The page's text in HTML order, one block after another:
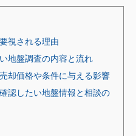
視される理由
地盤調査の内容と流れ
却価格や条件に与える影響
認したい地盤情報と相談の